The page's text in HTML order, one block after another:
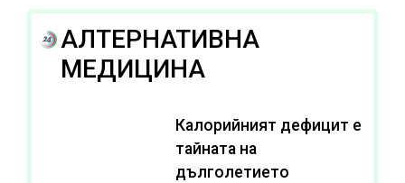
АЛТЕРНАТИВНА
МЕДИЦИНА
Калорийният дефицит е
тайната на
дълголетието